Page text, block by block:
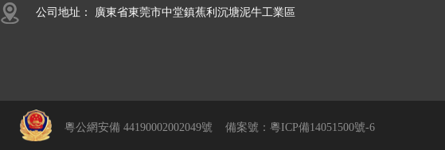
公司地址： 廣東省東莞市中堂鎮蕉利沉塘泥牛工業區
粵公網安備 44190002002049號 備案號：粵ICP備14051500號-6